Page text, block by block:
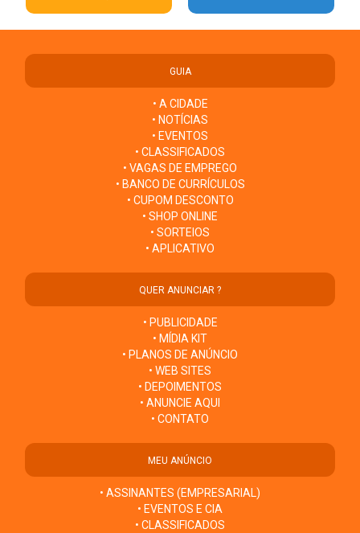
GUIA
• A CIDADE
• NOTÍCIAS
• EVENTOS
• CLASSIFICADOS
• VAGAS DE EMPREGO
• BANCO DE CURRÍCULOS
• CUPOM DESCONTO
• SHOP ONLINE
• SORTEIOS
• APLICATIVO
QUER ANUNCIAR ?
• PUBLICIDADE
• MÍDIA KIT
• PLANOS DE ANÚNCIO
• WEB SITES
• DEPOIMENTOS
• ANUNCIE AQUI
• CONTATO
MEU ANÚNCIO
• ASSINANTES (EMPRESARIAL)
• EVENTOS E CIA
• CLASSIFICADOS